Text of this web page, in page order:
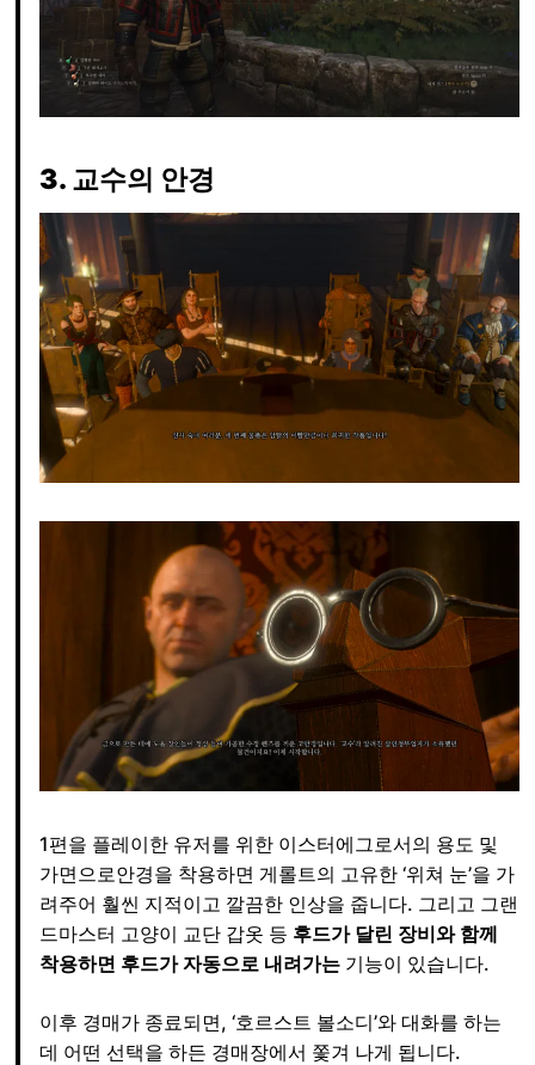
3. 교수의 안경
1편을 플레이한 유저를 위한 이스터에그로서의 용도 및
가면으로안경을 착용하면 게롤트의 고유한 ‘위쳐 눈’을 가
려주어 훨씬 지적이고 깔끔한 인상을 줍니다. 그리고 그랜
드마스터 고양이 교단 갑옷 등 후드가 달린 장비와 함께
착용하면 후드가 자동으로 내려가는 기능이 있습니다.
이후 경매가 종료되면, ‘호르스트 볼소디’와 대화를 하는
데 어떤 선택을 하든 경매장에서 쫓겨 나게 됩니다.